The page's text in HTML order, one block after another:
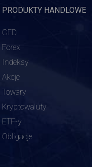
PRODUKTY HANDLOWE
CFD
Forex
Indeksy
Akcje
Towary
Kryptowaluty
ETF-y
Obligacje